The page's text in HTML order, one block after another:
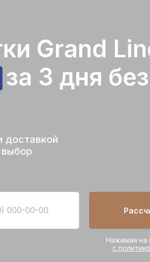
Grand
3 дня без
доставкой
выбор
Нажимая на
с